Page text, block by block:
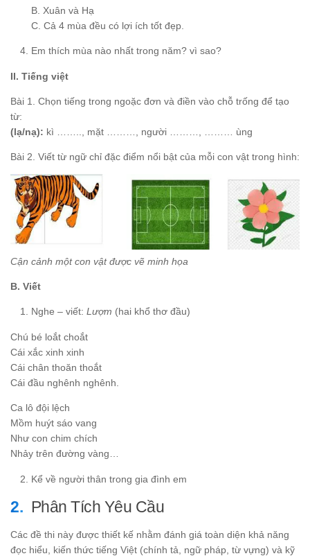
B. Xuân và Hạ
C. Cả 4 mùa đều có lợi ích tốt đẹp.
Em thích mùa nào nhất trong năm? vì sao?
II. Tiếng việt
Bài 1. Chọn tiếng trong ngoặc đơn và điền vào chỗ trống để tạo
từ:
(lạ/nạ): kì …….., mặt ………, người ………, ……… ùng
Bài 2. Viết từ ngữ chỉ đặc điểm nổi bật của mỗi con vật trong hình:
Cận cảnh một con vật được vẽ minh họa
B. Viết
Nghe – viết: Lượm (hai khổ thơ đầu)
Chú bé loắt choắt
Cái xắc xinh xinh
Cái chân thoăn thoắt
Cái đầu nghênh nghênh.
Ca lô đội lệch
Mồm huýt sáo vang
Như con chim chích
Nhảy trên đường vàng…
Kể về người thân trong gia đình em
Phân Tích Yêu Cầu
Các đề thi này được thiết kế nhằm đánh giá toàn diện khả năng
đọc hiểu, kiến thức tiếng Việt (chính tả, ngữ pháp, từ vựng) và kỹ